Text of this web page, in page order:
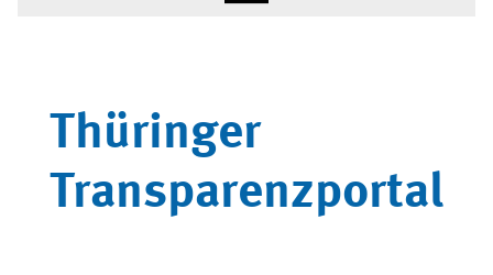
Thüringer
Transparenzportal